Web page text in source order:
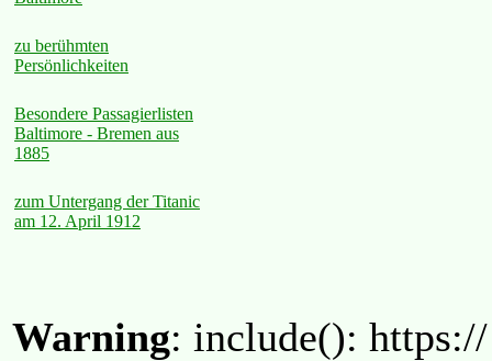
zu berühmten
Persönlichkeiten
Besondere Passagierlisten
Baltimore - Bremen aus
1885
zum Untergang der Titanic
am 12. April 1912
Warning: include():